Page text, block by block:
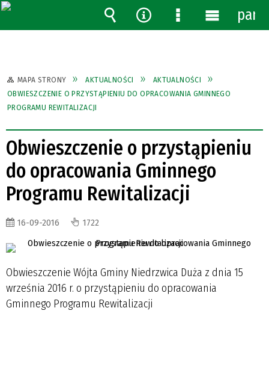
MAPA STRONY AKTUALNOŚCI
AKTUALNOŚCI
OBWIESZCZENIE O PRZYSTĄPIENIU DO OPRACOWANIA GMINNEGO
PROGRAMU REWITALIZACJI
Obwieszczenie o przystąpieniu
do opracowania Gminnego
Programu Rewitalizacji
16-09-2016 1722
Obwieszczenie Wójta Gminy Niedrzwica Duża z dnia 15
września 2016 r. o przystąpieniu do opracowania
Gminnego Programu Rewitalizacji
Wyszukiwarka
Narzędzia
MenuMenu